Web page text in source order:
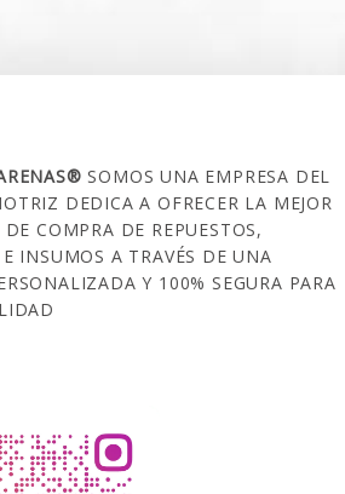
SOMOS UNA EMPRESA DEL
DEDICA A OFRECER LA MEJOR
DE COMPRA DE REPUESTOS,
E INSUMOS A TRAVÉS DE UNA
Y 100% SEGURA PARA